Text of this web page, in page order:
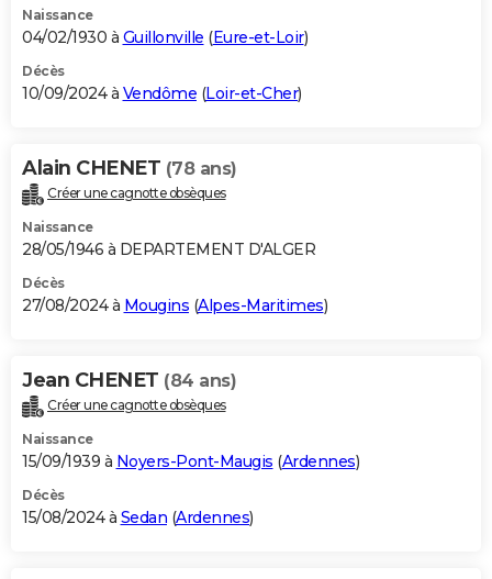
Naissance
04/02/1930 à Guillonville (Eure-et-Loir)
Décès
10/09/2024 à Vendôme (Loir-et-Cher)
Alain CHENET (78 ans)
Créer une cagnotte obsèques
Naissance
28/05/1946 à DEPARTEMENT D'ALGER
Décès
27/08/2024 à Mougins (Alpes-Maritimes)
Jean CHENET (84 ans)
Créer une cagnotte obsèques
Naissance
15/09/1939 à Noyers-Pont-Maugis (Ardennes)
Décès
15/08/2024 à Sedan (Ardennes)